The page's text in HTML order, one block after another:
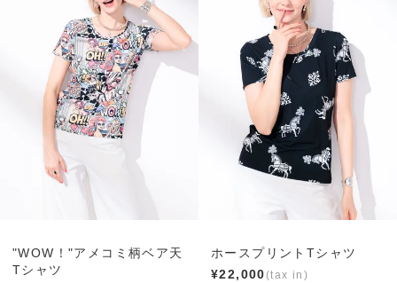
"WOW！"アメコミ柄ベア天
Tシャツ
ホースプリントTシャツ
¥22,000